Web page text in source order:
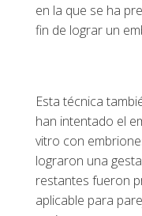
en la que se ha
fin de lograr un
Esta técnica
han intentado el
vitro con
lograron una
restantes fueron
aplicable para